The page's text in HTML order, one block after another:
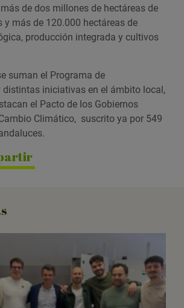
de dos millones de hectáreas de
y más de 120.000 hectáreas de
producción integrada y cultivos
suman el Programa de
distintas iniciativas en el ámbito local,
el Pacto de los Gobiernos
Climático, suscrito ya por 549